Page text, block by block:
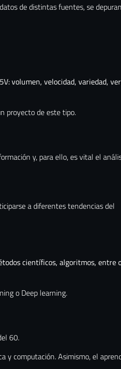
de distintas fuentes, se
5V: volumen, velocidad, variedad,
proyecto de este tipo.
y, para ello, es vital el
a diferentes tendencias del
científicos, algoritmos, entre
o Deep learning.
60.
y computación. Asimismo, el